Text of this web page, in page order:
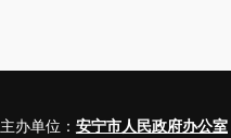
主办单位： 安宁市人民政府办公室